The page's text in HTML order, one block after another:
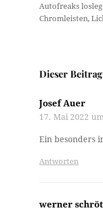
Autofreaks
Chromleisten,
Dieser
Josef Auer
17. Mai 2022
Ein besonders
Antworten
werner